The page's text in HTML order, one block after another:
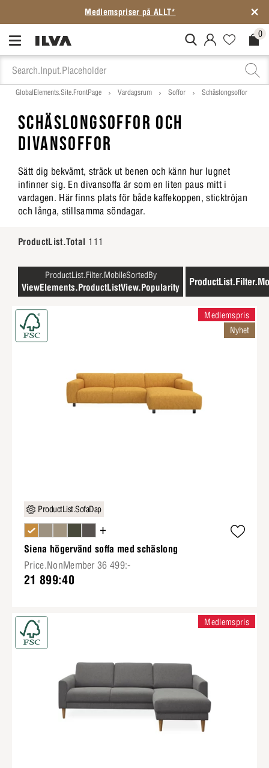
Medlemspriser på ALLT*
MitIlva.Login 0
GlobalElements.Site.FrontPage Vardagsrum Soffor Schäslongsoffor
SCHÄSLONGSOFFOR OCH
DIVANSOFFOR
Sätt dig bekvämt, sträck ut benen och känn hur lugnet
infinner sig. En divansoffa är som en liten paus mitt i
vardagen. Här finns plats för både kaffekoppen, sticktröjan
och långa, stillsamma söndagar.
ProductList.Total 111
ProductList.Filter.MobileSortedBy
ViewElements.ProductListView.Popularity
ProductList.SofaDap
+
Siena högervänd soffa med schäslong
Price.NonMember 36 499:-
21 899:40
Medlemspris
Nyhet
Medlemspris